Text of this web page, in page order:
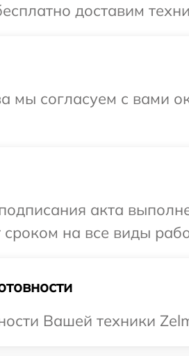
доставим
мы согласуем с вами
акта
на все виды
Вашей техники